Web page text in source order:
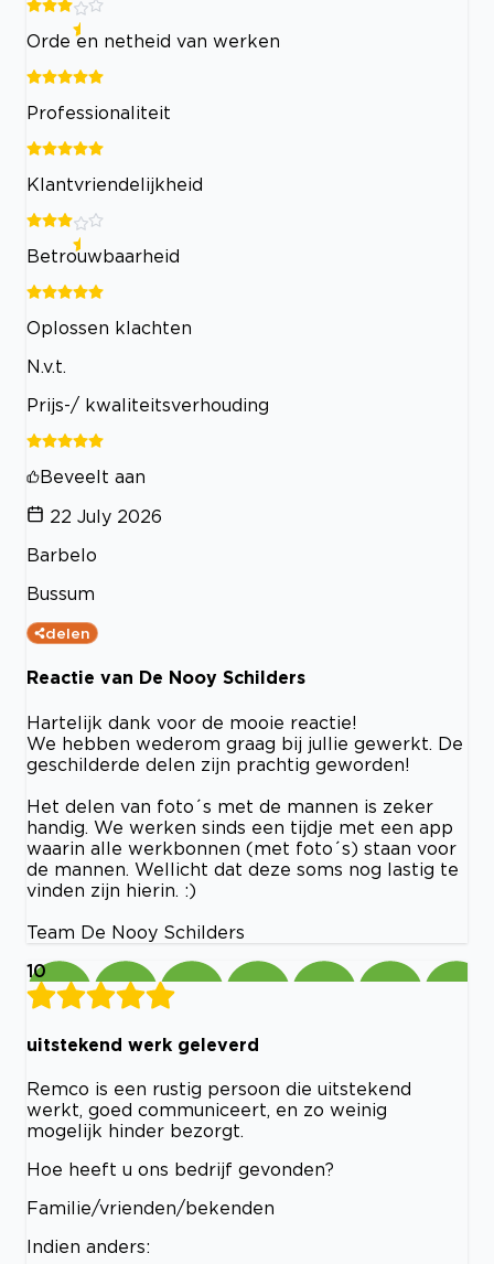
Orde en netheid van werken
Professionaliteit
Klantvriendelijkheid
Betrouwbaarheid
Oplossen klachten
N.v.t.
Prijs-/ kwaliteitsverhouding
Beveelt aan
22 July 2026
Barbelo
Bussum
delen
Reactie van De Nooy Schilders
Hartelijk dank voor de mooie reactie!
We hebben wederom graag bij jullie gewerkt. De
geschilderde delen zijn prachtig geworden!
Het delen van foto´s met de mannen is zeker
handig. We werken sinds een tijdje met een app
waarin alle werkbonnen (met foto´s) staan voor
de mannen. Wellicht dat deze soms nog lastig te
vinden zijn hierin. :)
Team De Nooy Schilders
10
uitstekend werk geleverd
Remco is een rustig persoon die uitstekend
werkt, goed communiceert, en zo weinig
mogelijk hinder bezorgt.
Hoe heeft u ons bedrijf gevonden?
Familie/vrienden/bekenden
Indien anders: